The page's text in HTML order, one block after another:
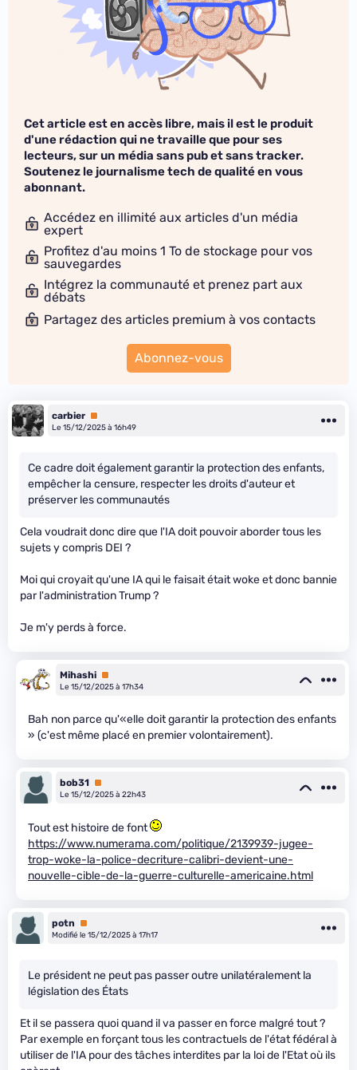
Cet article est en accès libre, mais il est le produit
d'une rédaction qui ne travaille que pour ses
lecteurs, sur un média sans pub et sans tracker.
Soutenez le journalisme tech de qualité en vous
abonnant.
Accédez en illimité aux articles d'un média
expert
Profitez d'au moins 1 To de stockage pour vos
sauvegardes
Intégrez la communauté et prenez part aux
débats
Partagez des articles premium à vos contacts
Abonnez-vous
carbier Premium
Le 15/12/2025 à 16h49
Ce cadre doit également garantir la protection des enfants,
empêcher la censure, respecter les droits d'auteur et
préserver les communautés
Cela voudrait donc dire que l'IA doit pouvoir aborder tous les
sujets y compris DEI ?
Moi qui croyait qu'une IA qui le faisait était woke et donc bannie
par l'administration Trump ?
Je m'y perds à force.
Mihashi Premium
Le 15/12/2025 à 17h34
Bah non parce qu'«elle doit garantir la protection des enfants
» (c'est même placé en premier volontairement).
bob31 Premium
Le 15/12/2025 à 22h43
Tout est histoire de font
https://www.numerama.com/politique/2139939-jugee-
trop-woke-la-police-decriture-calibri-devient-une-
nouvelle-cible-de-la-guerre-culturelle-americaine.html
potn
Premium
Modifié le 15/12/2025 à 17h17
Le président ne peut pas passer outre unilatéralement la
législation des États
Et il se passera quoi quand il va passer en force malgré tout ?
Par exemple en forçant tous les contractuels de l'état fédéral à
utiliser de l'IA pour des tâches interdites par la loi de l'Etat où ils